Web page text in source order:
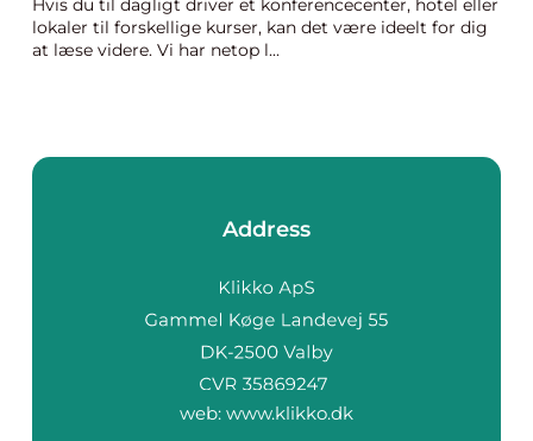
Hvis du til dagligt driver et konferencecenter, hotel eller
lokaler til forskellige kurser, kan det være ideelt for dig
at læse videre. Vi har netop l...
Address
web: www.klikko.dk